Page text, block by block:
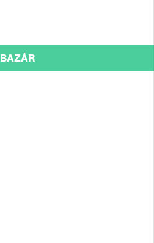
BAZÁR